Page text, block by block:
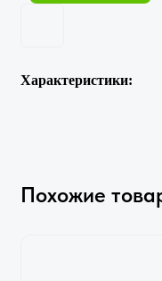
Характеристики:
Похожие